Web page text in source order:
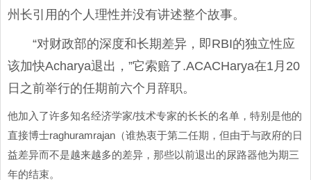
州长引用的个人理性并没有讲述整个故事。
“对财政部的深度和长期差异，即RBI的独立性应
该加快Acharya退出，”它索赔了.ACACHarya在1月20
日之前举​​行的任期前六个月辞职。
他加入了许多知名经济学家/技术专家的长长的名单，特别是他的
直接博士raghuramrajan（谁热衷于第二任期，但由于与政府的日
益差异而不是越来越多的差异，那些以前退出的尿路器他为期三
年的结束。